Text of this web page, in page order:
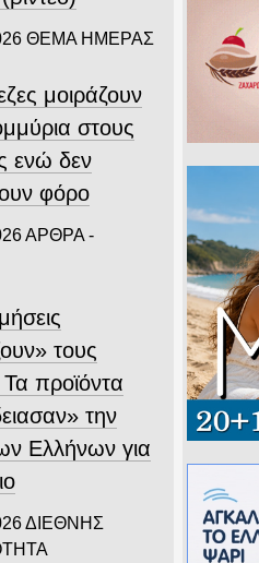
ΘΕΜΑ ΗΜΕΡΑΣ
μοιράζουν
στους
ενώ δεν
φόρο
ΑΡΘΡΑ -
τους
Τα προϊόντα
την
Ελλήνων για
ΔΙΕΘΝΗΣ